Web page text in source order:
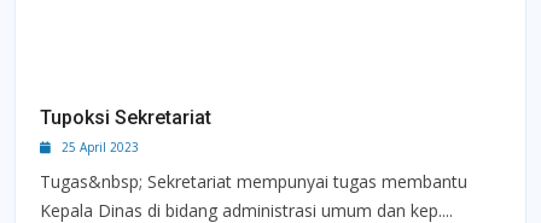
Tupoksi Sekretariat
25 April 2023
Tugas&nbsp; Sekretariat mempunyai tugas membantu
Kepala Dinas di bidang administrasi umum dan kep....